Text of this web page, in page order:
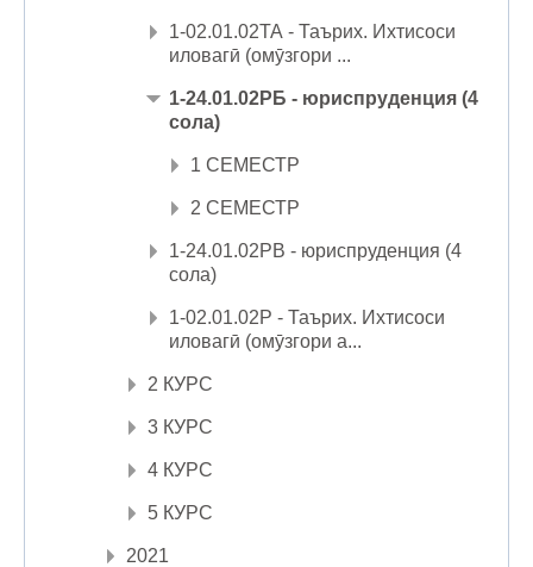
1-02.01.02ТА - Таърих. Ихтисоси
иловагӣ (омӯзгори ...
1-24.01.02РБ - юриспруденция (4
сола)
1 СЕМЕСТР
2 СЕМЕСТР
1-24.01.02РВ - юриспруденция (4
сола)
1-02.01.02Р - Таърих. Ихтисоси
иловагӣ (омӯзгори а...
2 КУРС
3 КУРС
4 КУРС
5 КУРС
2021